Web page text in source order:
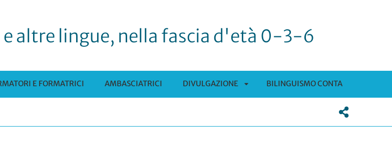
altre lingue, nella fascia d'età 0-3-6
E FORMATRICI AMBASCIATRICI DIVULGAZIONE BILINGUISMO CONTA